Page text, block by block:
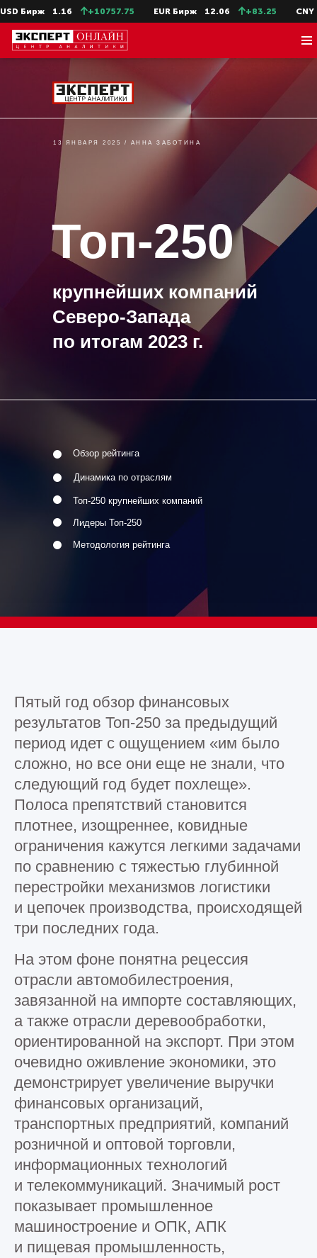
USD Бирж 1.16 +10757.75 EUR Бирж 12.06 +83.25
Топ-250
крупнейших компаний
Северо-Запада
по итогам 2023 г.
Лидеры Топ-250
13 ЯНВАРЯ 2025 / АННА ЗАБОТИНА
Динамика по отраслям
Методология рейтинга
Топ-250 крупнейших компаний
Обзор рейтинга
Пятый год обзор финансовых
результатов Топ-250 за предыдущий
период идет с ощущением «им было
сложно, но все они еще не знали, что
следующий год будет похлеще».
Полоса препятствий становится
плотнее, изощреннее, ковидные
ограничения кажутся легкими задачами
по сравнению с тяжестью глубинной
перестройки механизмов логистики
и цепочек производства, происходящей
три последних года.
На этом фоне понятна рецессия
отрасли автомобилестроения,
завязанной на импорте составляющих,
а также отрасли деревообработки,
ориентированной на экспорт. При этом
очевидно оживление экономики, это
демонстрирует увеличение выручки
финансовых организаций,
транспортных предприятий, компаний
розничной и оптовой торговли,
информационных технологий
и телекоммуникаций. Значимый рост
показывает промышленное
машиностроение и ОПК, АПК
и пищевая промышленность,